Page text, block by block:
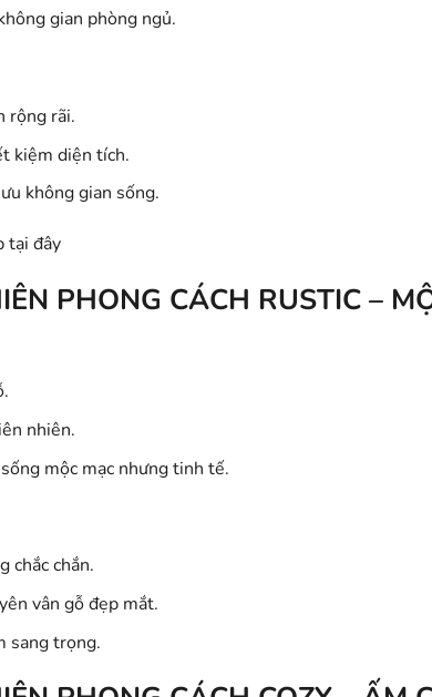
gian phòng ngủ.
rộng rãi.
kiệm diện tích.
không gian sống.
tại đây
PHONG CÁCH RUSTIC –
nhiên.
mộc mạc nhưng tinh tế.
chắc chắn.
vân gỗ đẹp mắt.
sang trọng.